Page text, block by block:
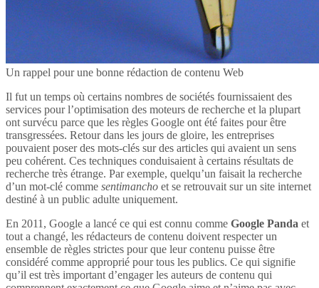
Un rappel pour une bonne rédaction de contenu Web
Il fut un temps où certains nombres de sociétés fournissaient des
services pour l’optimisation des moteurs de recherche et la plupart
ont survécu parce que les règles Google ont été faites pour être
transgressées. Retour dans les jours de gloire, les entreprises
pouvaient poser des mots-clés sur des articles qui avaient un sens
peu cohérent. Ces techniques conduisaient à certains résultats de
recherche très étrange. Par exemple, quelqu’un faisait la recherche
d’un mot-clé comme sentimancho et se retrouvait sur un site internet
destiné à un public adulte uniquement.
En 2011, Google a lancé ce qui est connu comme Google Panda et
tout a changé, les rédacteurs de contenu doivent respecter un
ensemble de règles strictes pour que leur contenu puisse être
considéré comme approprié pour tous les publics. Ce qui signifie
qu’il est très important d’engager les auteurs de contenu qui